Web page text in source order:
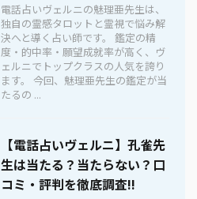
電話占いヴェルニの魅理亜先生は、
独自の霊感タロットと霊視で悩み解
決へと導く占い師です。 鑑定の精
度・的中率・願望成就率が高く、ヴ
ェルニでトップクラスの人気を誇り
ます。 今回、魅理亜先生の鑑定が当
たるの ...
【電話占いヴェルニ】孔雀先
生は当たる？当たらない？口
コミ・評判を徹底調査!!